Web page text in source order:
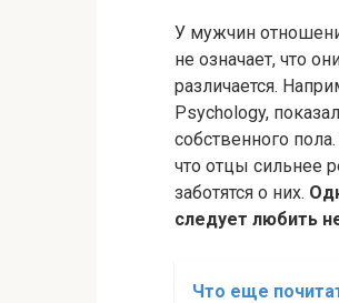
У мужчин
не означает, что
различается.
Psychology,
собственного
что отцы сильнее
заботятся о них.
следует любить
Что еще